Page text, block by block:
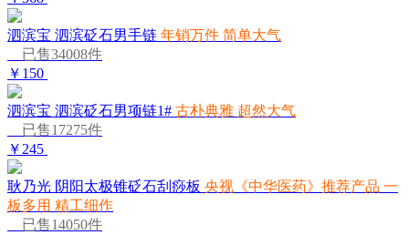
泗滨宝 泗滨砭石男手链 年销万件 简单大气
已售34008件
￥150
泗滨宝 泗滨砭石男项链1# 古朴典雅 超然大气
已售17275件
￥245
耿乃光 阴阳太极锥砭石刮痧板 央视《中华医药》推荐产品 一
板多用 精工细作
已售14050件